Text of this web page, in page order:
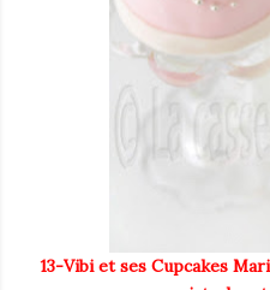
13-Vibi et ses Cupcakes